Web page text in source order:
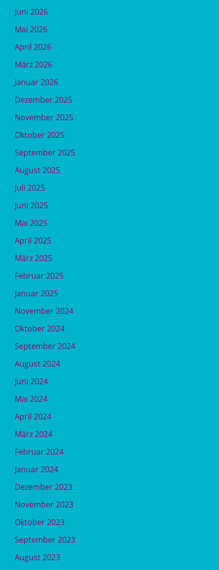
Juni 2026
Mai 2026
April 2026
März 2026
Januar 2026
Dezember 2025
November 2025
Oktober 2025
September 2025
August 2025
Juli 2025
Juni 2025
Mai 2025
April 2025
März 2025
Februar 2025
Januar 2025
November 2024
Oktober 2024
September 2024
August 2024
Juni 2024
Mai 2024
April 2024
März 2024
Februar 2024
Januar 2024
Dezember 2023
November 2023
Oktober 2023
September 2023
August 2023